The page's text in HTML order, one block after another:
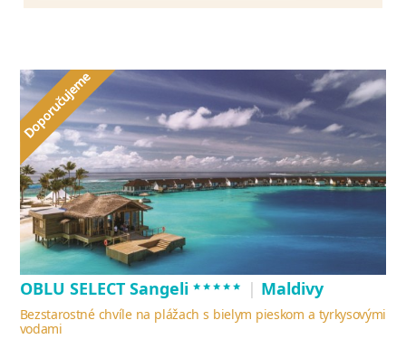
OBLU SELECT Sangeli ***** | Maldivy
Bezstarostné chvíle na plážach s bielym pieskom a tyrkysovými
vodami